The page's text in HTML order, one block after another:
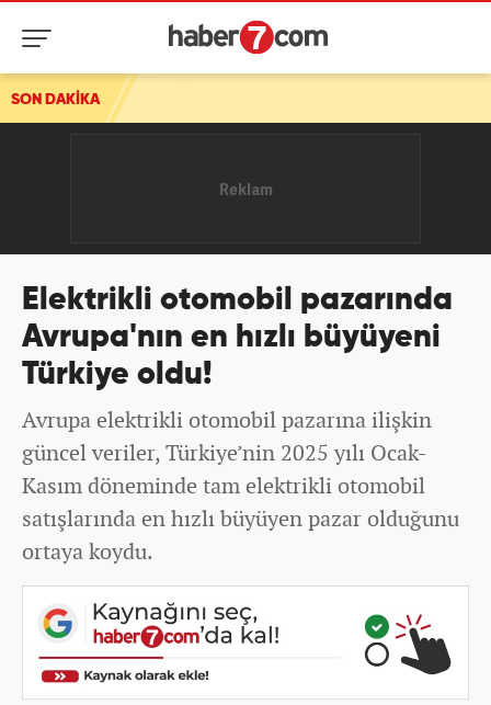
SON DAKİKA
Elektrikli otomobil pazarında
Avrupa'nın en hızlı büyüyeni
Türkiye oldu!
Avrupa elektrikli otomobil pazarına ilişkin
güncel veriler, Türkiye’nin 2025 yılı Ocak-
Kasım döneminde tam elektrikli otomobil
satışlarında en hızlı büyüyen pazar olduğunu
ortaya koydu.